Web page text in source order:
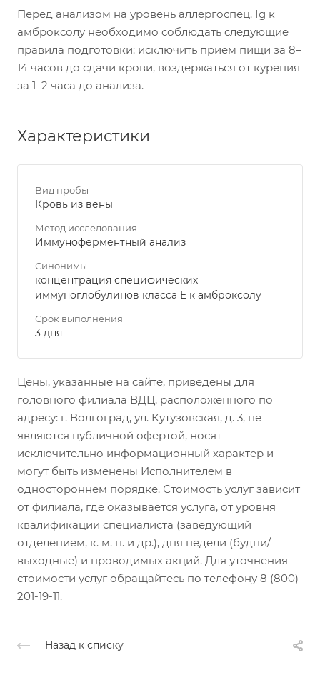
Перед анализом на уровень аллергоспец. Ig к
амброксолу необходимо соблюдать следующие
правила подготовки: исключить приём пищи за 8–
14 часов до сдачи крови, воздержаться от курения
за 1–2 часа до анализа.
Характеристики
Вид пробы
Кровь из вены
Метод исследования
Иммуноферментный анализ
Синонимы
концентрация специфических
иммуноглобулинов класса Е к амброксолу
Срок выполнения
3 дня
Цены, указанные на сайте, приведены для
головного филиала ВДЦ, расположенного по
адресу: г. Волгоград, ул. Кутузовская, д. 3, не
являются публичной офертой, носят
исключительно информационный характер и
могут быть изменены Исполнителем в
одностороннем порядке. Стоимость услуг зависит
от филиала, где оказывается услуга, от уровня
квалификации специалиста (заведующий
отделением, к. м. н. и др.), дня недели (будни/
выходные) и проводимых акций. Для уточнения
стоимости услуг обращайтесь по телефону 8 (800)
201-19-11.
Назад к списку